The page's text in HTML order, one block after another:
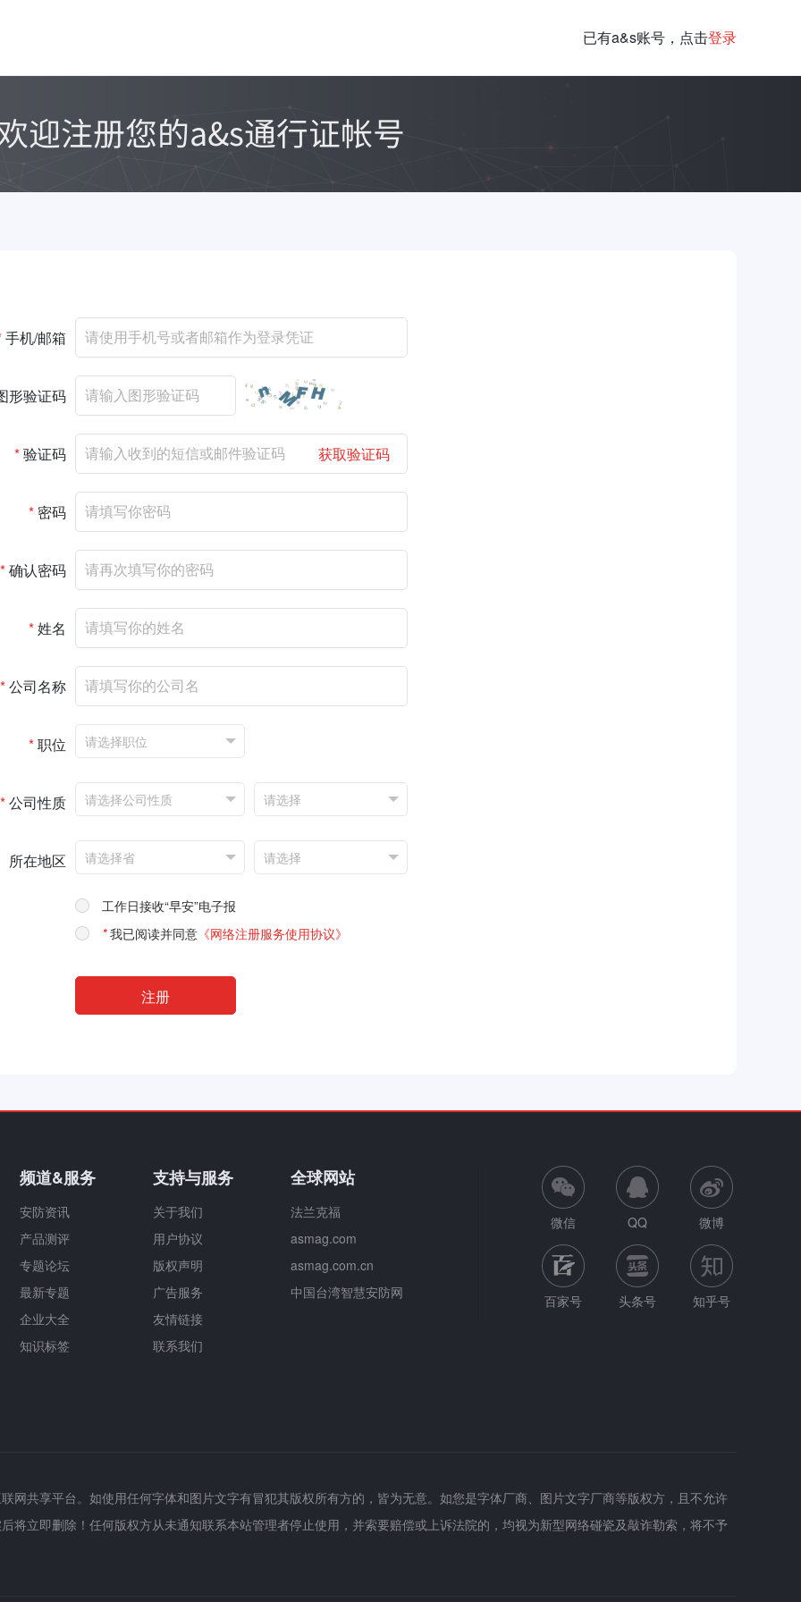
已有a&s账号，点击登录
手机/邮箱
形验证码
*验证码 获取验证码
* 密码
*确认密码
*姓名
*公司名称
*职位
*公司性质
所在地区
工作日接收“早安”电子报
*我已阅读并同意 《网络注册服务使用协议》
频道&服务
安防资讯
产品测评
专题论坛
最新专题
企业大全
知识标签
支持与服务
关于我们
用户协议
版权声明
广告服务
友情链接
联系我们
全球网站
法兰克福
asmag.com
asmag.com.cn
中国台湾智慧安防网
微信 QQ 微博
百家号 头条号 知乎号
网共享平台。如使用任何字体和图片文字有冒犯其版权所有方的，皆为无意。如您是字体厂商、图片文字厂商等版权方，且不允许
将立即删除！任何版权方从未通知联系本站管理者停止使用，并索要赔偿或上诉法院的，均视为新型网络碰瓷及敲诈勒索，将不予